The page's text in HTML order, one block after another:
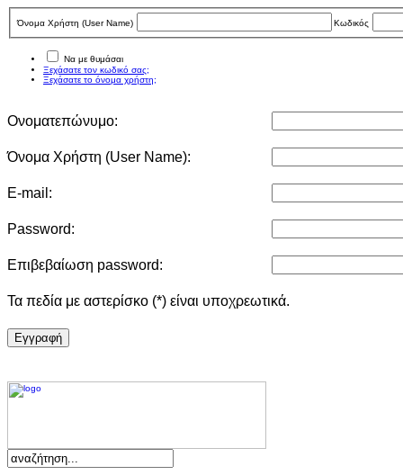
Όνομα Χρήστη (User Νame) Κωδικός
Να με θυμάσαι
Ξεχάσατε τον κωδικό σας;
Ξεχάσατε το όνομα χρήστη;
Ονοματεπώνυμο:
Όνομα Χρήστη (User Νame):
E-mail:
Password:
Επιβεβαίωση password:
Τα πεδία με αστερίσκο (*) είναι υποχρεωτικά.
Eγγραφή